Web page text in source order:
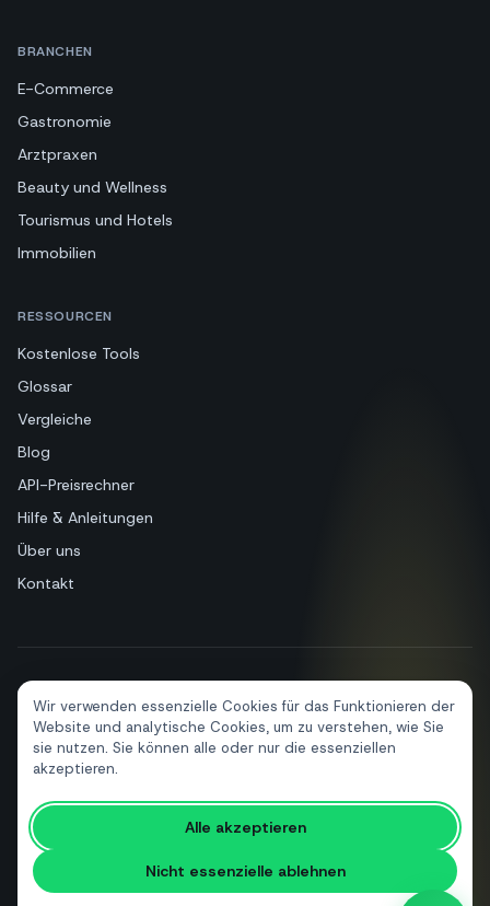
Wir verwenden essenzielle Cookies für das Funktionieren der
Website und analytische Cookies, um zu verstehen, wie Sie
sie nutzen. Sie können alle oder nur die essenziellen
akzeptieren.
Alle akzeptieren
Nicht essenzielle ablehnen
BRANCHEN
E-Commerce
Gastronomie
Arztpraxen
Beauty und Wellness
Tourismus und Hotels
Immobilien
RESSOURCEN
Kostenlose Tools
Glossar
Vergleiche
Blog
API-Preisrechner
Hilfe & Anleitungen
Über uns
Kontakt
IT EN ES FR PT
© 2026 SendApp. Alle Rechte vorbehalten. WhatsApp ist eine Marke
von Meta Platforms, Inc.
Datenschutzerklärung
Nutzungsbedingungen